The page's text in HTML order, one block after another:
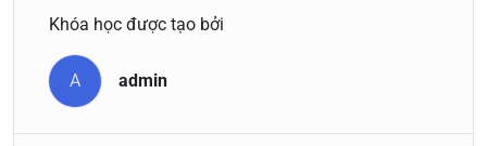
Khóa học được tạo bởi
A admin